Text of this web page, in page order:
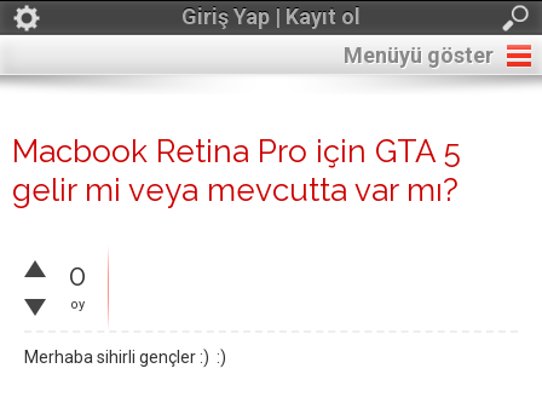
Giriş Yap | Kayıt ol
Menüyü göster
Macbook Retina Pro için GTA 5
gelir mi veya mevcutta var mı?
0
oy
Merhaba sihirli gençler :) :)